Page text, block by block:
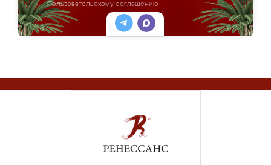
Пользовательскому соглашению